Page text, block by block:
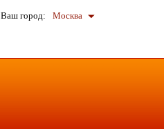
Ваш город: Москва